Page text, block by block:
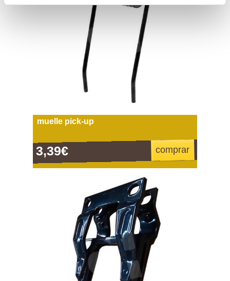
muelle pick-up
3,39€ comprar